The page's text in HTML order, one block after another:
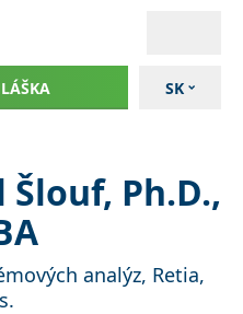
SK
Ph.D.,
analýz, Retia,